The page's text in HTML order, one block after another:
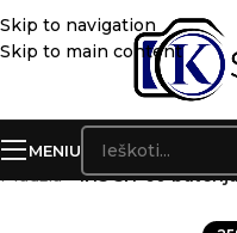
Skip to navigation
Skip to main content
MENIU
Pradžia»iHS SH-60